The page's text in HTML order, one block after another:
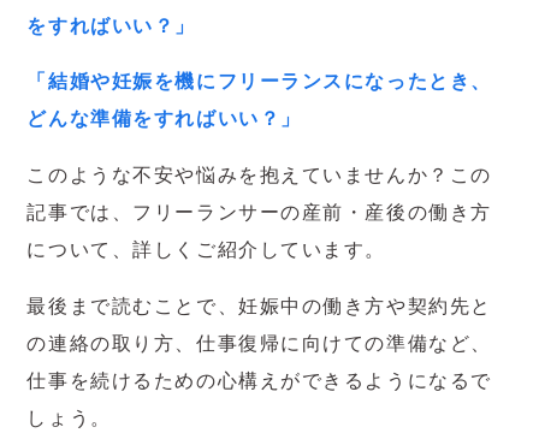
をすればいい？」
「結婚や妊娠を機にフリーランスになったとき、
どんな準備をすればいい？」
このような不安や悩みを抱えていませんか？この
記事では、フリーランサーの産前・産後の働き方
について、詳しくご紹介しています。
最後まで読むことで、妊娠中の働き方や契約先と
の連絡の取り方、仕事復帰に向けての準備など、
仕事を続けるための心構えができるようになるで
しょう。